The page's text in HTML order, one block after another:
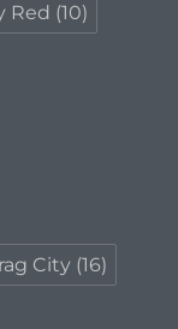
Red (10)
City (16)